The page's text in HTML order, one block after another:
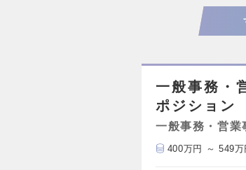
一般事務・
ポジション
一般事務・営業
400万円 ～ 549万